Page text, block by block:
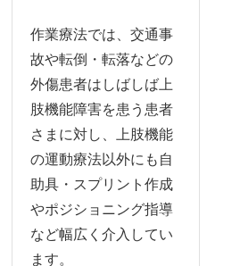
作業療法では、交通事
故や転倒・転落などの
外傷患者はしばしば上
肢機能障害を患う患者
さまに対し、上肢機能
の運動療法以外にも自
助具・スプリント作成
やポジショニング指導
など幅広く介入してい
ます。